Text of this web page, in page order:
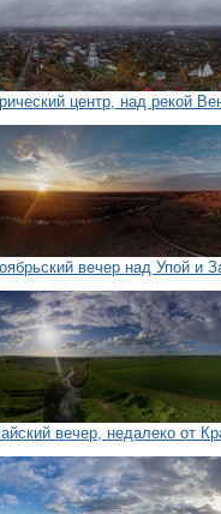
центр, над рекой
вечер над Упой и
вечер, недалеко от